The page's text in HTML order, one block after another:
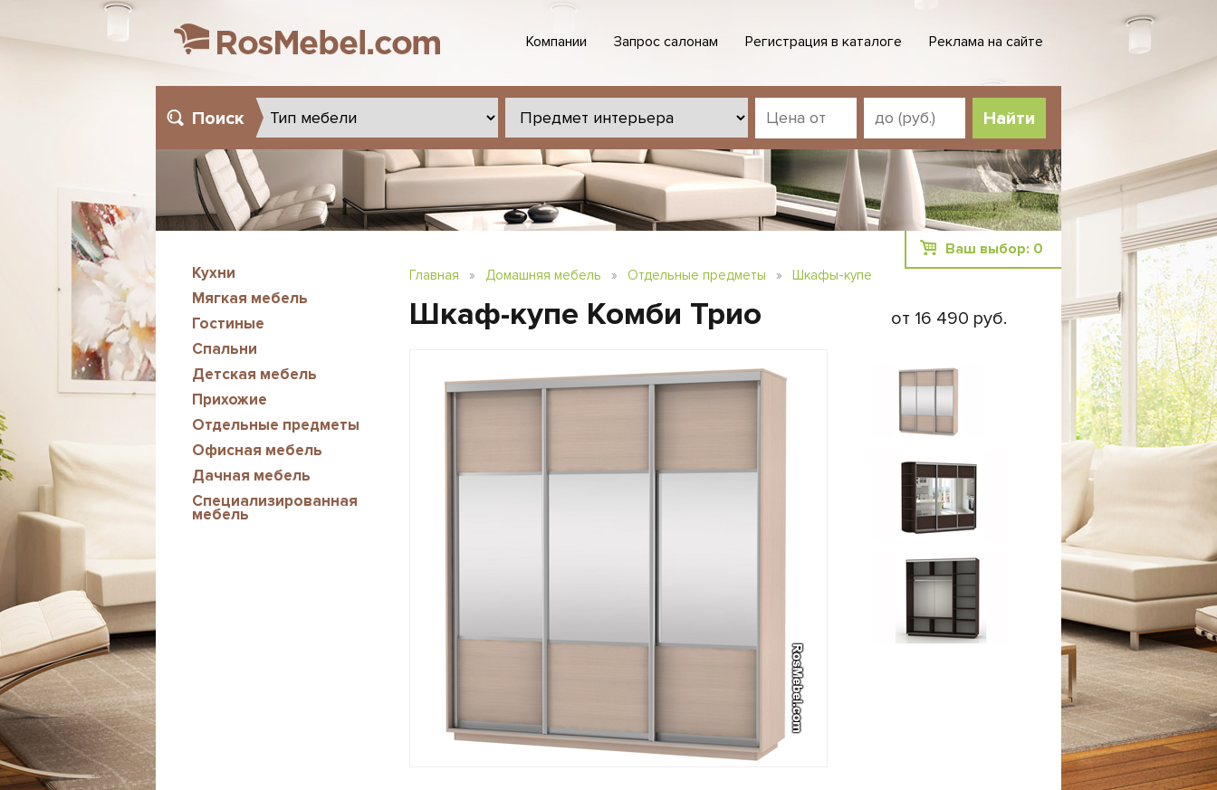
Компании Запрос салонам Регистрация в каталоге Реклама на сайте
Поиск
Кухни
Мягкая мебель
Гостиные
Спальни
Детская мебель
Прихожие
Отдельные предметы
Офисная мебель
Дачная мебель
Специализированная
мебель
Ваш выбор: 0
Главная » Домашняя мебель » Отдельные предметы » Шкафы-купе
Шкаф-купе Комби Трио от 16 490 руб.